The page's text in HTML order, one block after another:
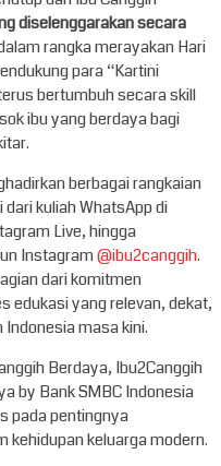
diselenggarakan secara
rangka merayakan Hari
para “Kartini
bertumbuh secara skill
ibu yang berdaya bagi
berbagai rangkaian
kuliah WhatsApp di
Live, hingga
Instagram@ibu2canggih.
dari komitmen
edukasi yang relevan, dekat,
masa kini.
Berdaya, Ibu2Canggih
by Bank SMBC Indonesia
pada pentingnya
kehidupan keluarga modern.